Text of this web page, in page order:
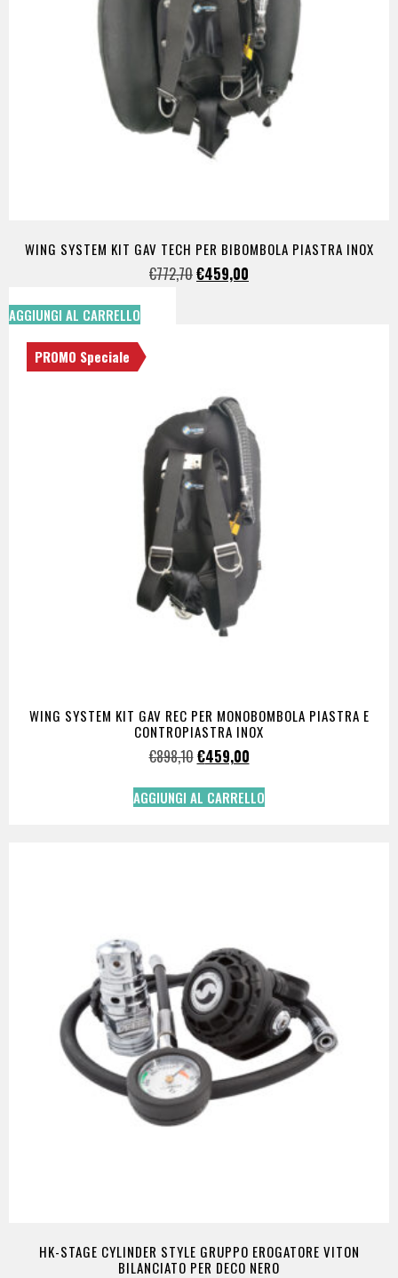
WING SYSTEM KIT GAV TECH PER BIBOMBOLA PIASTRA INOX
€772,70€459,00
AGGIUNGI AL CARRELLO
PROMO Speciale
WING SYSTEM KIT GAV REC PER MONOBOMBOLA PIASTRA E
CONTROPIASTRA INOX
€898,10€459,00
AGGIUNGI AL CARRELLO
HK-STAGE CYLINDER STYLE GRUPPO EROGATORE VITON
BILANCIATO PER DECO NERO